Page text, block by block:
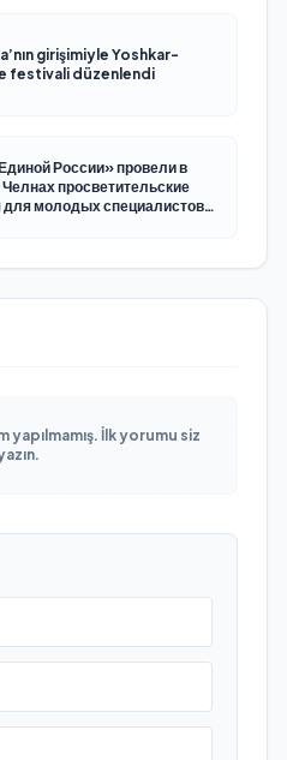
girişimiyle Yoshkar-
festivali düzenlendi
России» провели в
просветительские
для молодых специалистов
yapılmamış. İlk yorumu siz